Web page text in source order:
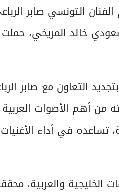
التونسي صابر
خالد المريخي،
التعاون مع صابر
من أهم الأصوات
في أداء
الخليجية والعربية،